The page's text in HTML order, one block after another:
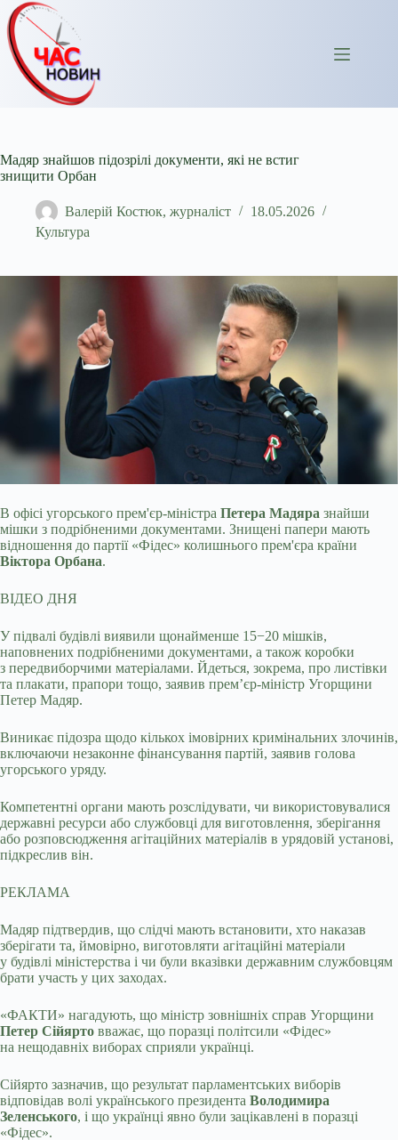
Перейти
до
вмісту
Мадяр знайшов підозрілі документи, які не встиг
знищити Орбан
Валерій Костюк, журналіст
18.05.2026
Культура
В офісі угорського прем'єр-міністра Петера Мадяра знайши
мішки з подрібненими документами. Знищені папери мають
відношення до партії «Фідес» колишнього прем'єра країни
Віктора Орбана.
ВІДЕО ДНЯ
У підвалі будівлі виявили щонайменше 15−20 мішків,
наповнених подрібненими документами, а також коробки
з передвиборчими матеріалами. Йдеться, зокрема, про листівки
та плакати, прапори тощо, заявив прем’єр-міністр Угорщини
Петер Мадяр.
Виникає підозра щодо кількох імовірних кримінальних злочинів,
включаючи незаконне фінансування партій, заявив голова
угорського уряду.
Компетентні органи мають розслідувати, чи використовувалися
державні ресурси або службовці для виготовлення, зберігання
або розповсюдження агітаційних матеріалів в урядовій установі,
підкреслив він.
РЕКЛАМА
Мадяр підтвердив, що слідчі мають встановити, хто наказав
зберігати та, ймовірно, виготовляти агітаційні матеріали
у будівлі міністерства і чи були вказівки державним службовцям
брати участь у цих заходах.
«ФАКТИ» нагадують, що міністр зовнішніх справ Угорщини
Петер Сійярто вважає, що поразці політсили «Фідес»
на нещодавніх виборах сприяли українці.
Сійярто зазначив, що результат парламентських виборів
відповідав волі українського президента Володимира
Зеленського, і що українці явно були зацікавлені в поразці
«Фідес».